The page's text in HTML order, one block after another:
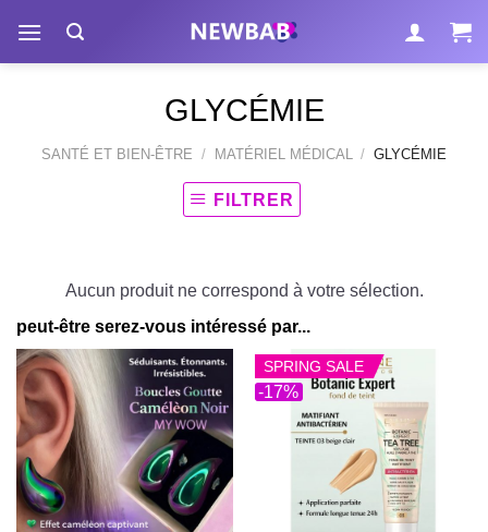
contenu
GLYCÉMIE
SANTÉ ET BIEN-ÊTRE / MATÉRIEL MÉDICAL / GLYCÉMIE
FILTRER
Aucun produit ne correspond à votre sélection.
peut-être serez-vous intéressé par...
-17%
SPRING SALE